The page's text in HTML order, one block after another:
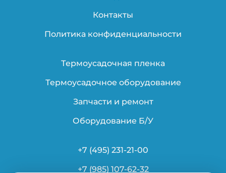
Контакты
Политика конфиденциальности
Термоусадочная пленка
Термоусадочное оборудование
Запчасти и ремонт
Оборудование Б/У
+7 (495) 231-21-00
+7 (985) 107-62-32